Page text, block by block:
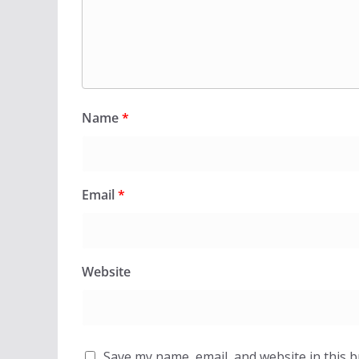
Name*
Email*
Website